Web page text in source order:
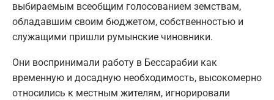
выбираемым всеобщим голосованием земствам,
обладавшим своим бюджетом, собственностью и
служащими пришли румынские чиновники.
Они воспринимали работу в Бессарабии как
временную и досадную необходимость, высокомерно
относились к местным жителям, игнорировали